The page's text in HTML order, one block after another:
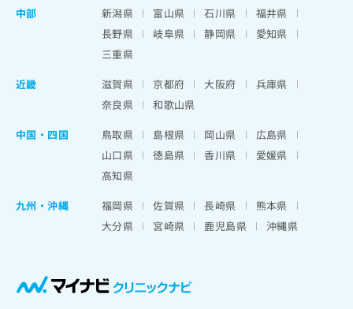
中部
新潟県 富山県 石川県
福井県
長野県
岐阜県 静岡県
愛知県
三重県
近畿
滋賀県 京都府 大阪府
兵庫県
奈良県
和歌山県
中国・四国
鳥取県 島根県 岡山県
広島県
山口県
徳島県 香川県
愛媛県
高知県
九州・沖縄
福岡県 佐賀県 長崎県
熊本県
大分県
宮崎県 鹿児島県 沖縄県